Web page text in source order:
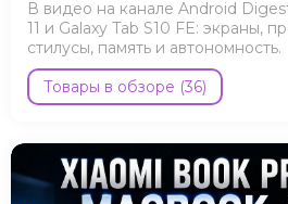
В видео на канале Android
11 и Galaxy Tab S10 FE: экраны,
стилусы, память и автономность.
Товары в обзоре (36)